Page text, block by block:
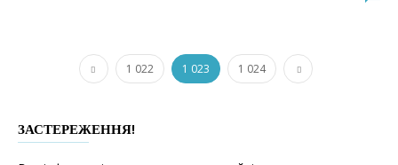
1 022 1 023 1 024
ЗАСТЕРЕЖЕННЯ!